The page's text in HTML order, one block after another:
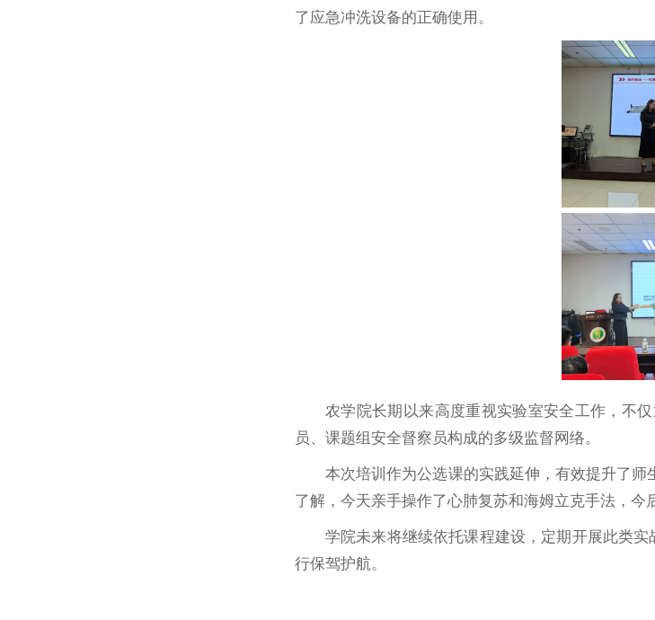
了应急冲洗设备的正确使用。
农学院长期以来高度重视实验室安全工作，不
员、课题组安全督察员构成的多级监督网络。
本次培训作为公选课的实践延伸，有效提升了师
了解，今天亲手操作了心肺复苏和海姆立克手法，
学院未来将继续依托课程建设，定期开展此类
行保驾护航。